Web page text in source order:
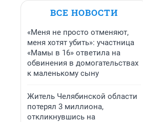
ВСЕ НОВОСТИ
«Меня не просто отменяют,
меня хотят убить»: участница
«Мамы в 16» ответила на
обвинения в домогательствах
к маленькому сыну
Житель Челябинской области
потерял 3 миллиона,
откликнувшись на